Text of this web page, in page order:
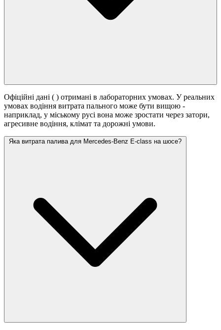
Офіційні дані ( ) отримані в лабораторних умовах. У реальних
умовах водіння витрата пального може бути вищою -
наприклад, у міському русі вона може зростати через затори,
агресивне водіння, клімат та дорожні умови.
Яка витрата палива для Mercedes-Benz E-class на шосе?